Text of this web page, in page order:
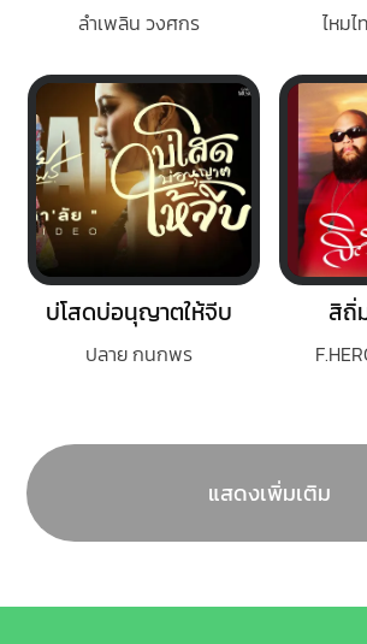
ลำเพลิน วงศกร ไหม
บ่โสดบ่อนุญาตให้จีบ
ปลาย กนกพร
สิถิ่
แสดงเพิ่มเติม